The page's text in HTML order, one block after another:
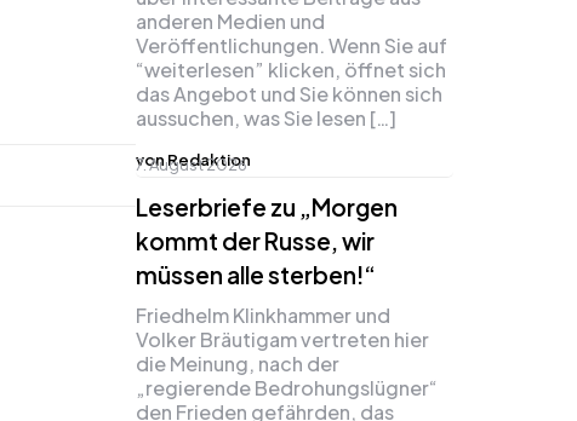
7. August 2026
von Redaktion
anderen Medien und
Veröffentlichungen. Wenn Sie auf
“weiterlesen” klicken, öffnet sich
das Angebot und Sie können sich
aussuchen, was Sie lesen […]
Leserbriefe zu „Morgen
kommt der Russe, wir
müssen alle sterben!“
Friedhelm Klinkhammer und
Volker Bräutigam vertreten hier
die Meinung, nach der
„regierende Bedrohungslügner“
den Frieden gefährden, das